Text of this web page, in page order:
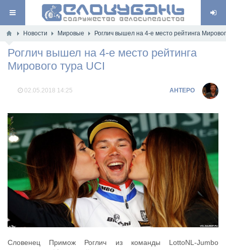
Новости Мировые Роглич вышел на 4-е место рейтинга
Роглич вышел на 4-е место рейтинга
Мирового тура UCI
02.05.2018 14:25 AHTEPO
Словенец Примож Роглич из команды LottoNL-Jumbo